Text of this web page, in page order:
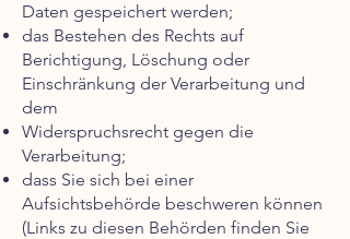
Daten gespeichert werden;
das Bestehen des Rechts auf
Berichtigung, Löschung oder
Einschränkung der Verarbeitung und
dem
Widerspruchsrecht gegen die
Verarbeitung;
dass Sie sich bei einer
Aufsichtsbehörde beschweren können
(Links zu diesen Behörden finden Sie